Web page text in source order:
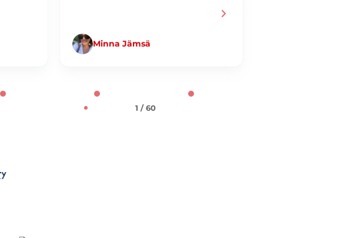
Minna Jämsä
1 / 60